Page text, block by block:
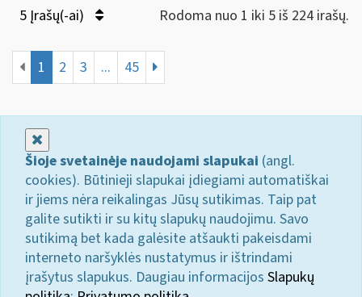
5 Įrašų(-ai) Rodoma nuo 1 iki 5 iš 224 irašų.
1 2 3 ... 45
Šioje svetainėje naudojami slapukai (angl.
cookies). Būtinieji slapukai įdiegiami automatiškai
ir jiems nėra reikalingas Jūsų sutikimas. Taip pat
galite sutikti ir su kitų slapukų naudojimu. Savo
sutikimą bet kada galėsite atšaukti pakeisdami
interneto naršyklės nustatymus ir ištrindami
įrašytus slapukus. Daugiau informacijos Slapukų